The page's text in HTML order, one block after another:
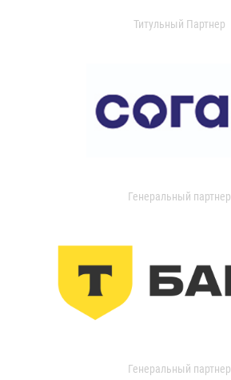
Титульный Партнер
Генеральный партнер
Генеральный партнер